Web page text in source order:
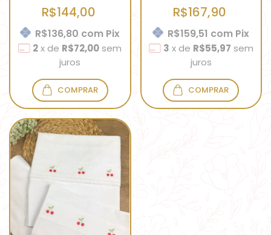
R$144,00
R$136,80 com Pix
2 x de R$72,00 sem
juros
COMPRAR
R$167,90
R$159,51 com Pix
3 x de R$55,97 sem
juros
COMPRAR